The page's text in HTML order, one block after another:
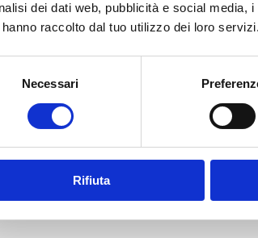
dei dati web, pubblicità e social media,
raccolto dal tuo utilizzo dei loro servizi.
Necessari
Rifiuta
Ha pubblicato con noi